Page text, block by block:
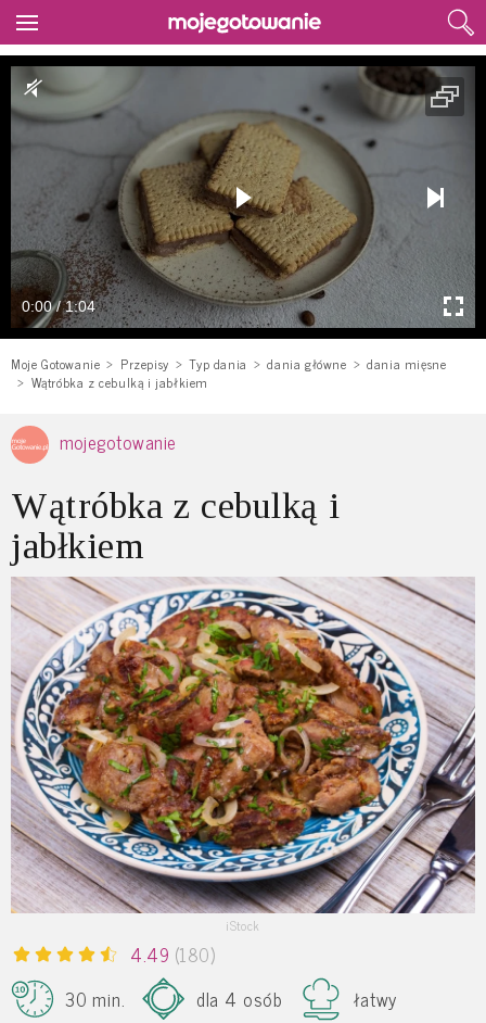
0:00 / 1:04
Moje Gotowanie Przepisy Typ dania dania główne
dania mięsne
Wątróbka z cebulką i jabłkiem
mojegotowanie
Wątróbka z cebulką i
jabłkiem
iStock
4.49 (180)
30 min.
dla 4 osób łatwy